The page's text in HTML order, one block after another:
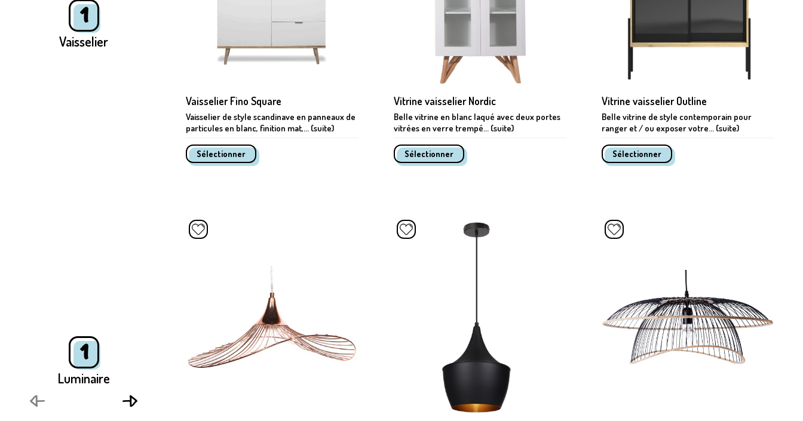
1
Vaisselier
Vaisselier Fino Square
Vaisselier de style scandinave en panneaux de
particules en blanc, finition mat,... (suite)
Vitrine vaisselier Nordic
Belle vitrine en blanc laqué avec deux portes
vitrées en verre trempé... (suite)
Vitrine vaisselier Outline
Belle vitrine de style contemporain pour
ranger et / ou exposer votre... (suite)
1
Luminaire